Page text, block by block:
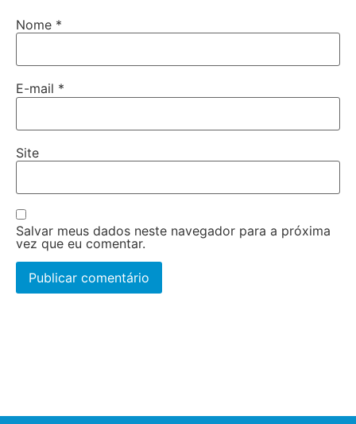
Nome *
E-mail *
Site
Salvar meus dados neste navegador para a próxima
vez que eu comentar.